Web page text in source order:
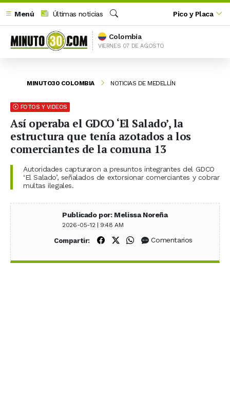
Menú
Últimas noticias
Buscar
Pico y Placa
Colombia
VIERNES 07 DE AGOSTO
MINUTO30 COLOMBIA NOTICIAS DE MEDELLÍN
FOTOS Y VIDEOS
Así operaba el GDCO ‘El Salado’, la
estructura que tenía azotados a los
comerciantes de la comuna 13
Autoridades capturaron a presuntos integrantes del GDCO
‘El Salado’, señalados de extorsionar comerciantes y cobrar
multas ilegales.
Publicado por: Melissa Noreña
2026-05-12 | 9:48 AM
Compartir: Compartir en Facebook
Compartir en X (Twitter)
Compartir en WhatsApp
Comentarios